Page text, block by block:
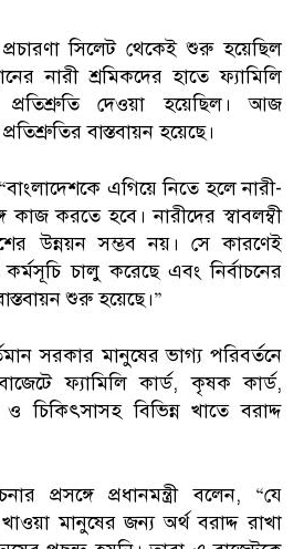
প্রচারণা সিলেট থেকেই শুরু হয়েছিল
নারী শ্রমিকদের হাতে ফ্যামিলি
দেওয়া হয়েছিল। আজ
বাস্তবায়ন হয়েছে।
এগিয়ে নিতে হলে নারী-
করতে হবে। নারীদের স্বাবলম্বী
উন্নয়ন সম্ভব নয়। সে কারণেই
চালু করেছে এবং নির্বাচনের
শুরু হয়েছে।”
সরকার মানুষের ভাগ্য পরিবর্তনে
ফ্যামিলি কার্ড, কৃষক কার্ড,
ও চিকিৎসাসহ বিভিন্ন খাতে বরাদ্দ
প্রসঙ্গে প্রধানমন্ত্রী বলেন, “যে
মানুষের জন্য অর্থ বরাদ্দ রাখা